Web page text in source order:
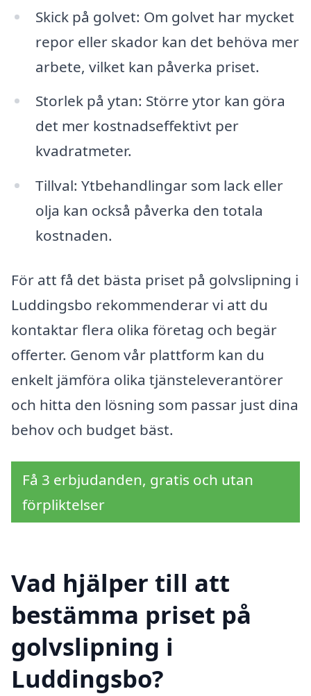
Skick på golvet: Om golvet har mycket
repor eller skador kan det behöva mer
arbete, vilket kan påverka priset.
Storlek på ytan: Större ytor kan göra
det mer kostnadseffektivt per
kvadratmeter.
Tillval: Ytbehandlingar som lack eller
olja kan också påverka den totala
kostnaden.
För att få det bästa priset på golvslipning i
Luddingsbo rekommenderar vi att du
kontaktar flera olika företag och begär
offerter. Genom vår plattform kan du
enkelt jämföra olika tjänsteleverantörer
och hitta den lösning som passar just dina
behov och budget bäst.
Få 3 erbjudanden, gratis och utan
förpliktelser
Vad hjälper till att
bestämma priset på
golvslipning i
Luddingsbo?